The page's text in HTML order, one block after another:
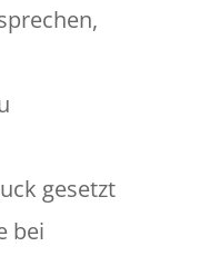
gesetzt
bei